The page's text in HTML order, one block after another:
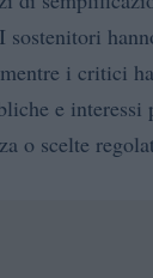
i critici
e
o scelte